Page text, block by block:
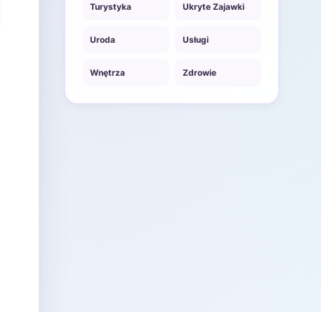
Turystyka Ukryte Zajawki
Uroda Usługi
Wnętrza Zdrowie